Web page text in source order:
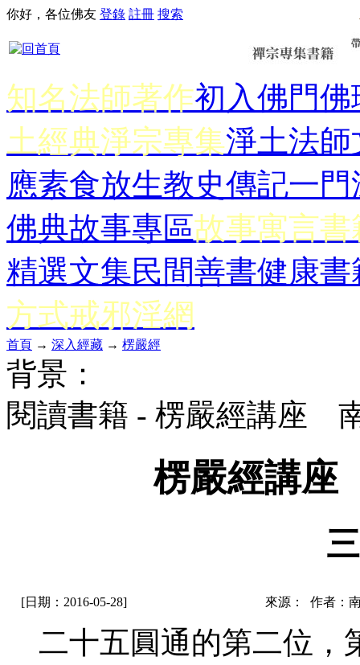
你好，各位佛友 登錄 註冊 搜索
知名法師著作初入佛門佛
土經典淨宗專集淨土法師
應素食放生教史傳記一門
佛典故事專區故事寓言書
精選文集民間善書健康書
方式戒邪淫網
首頁 → 深入經藏 → 楞嚴經
背景：
閱讀書籍 - 楞嚴經講座
楞嚴經講
[日期：2016-05-28] 來源： 作者：
二十五圓通的第二位，